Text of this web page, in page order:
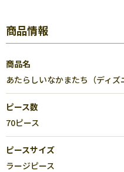
商品情報
商品名
あたらしいなかまたち（ディズ
ピース数
70ピース
ピースサイズ
ラージピース